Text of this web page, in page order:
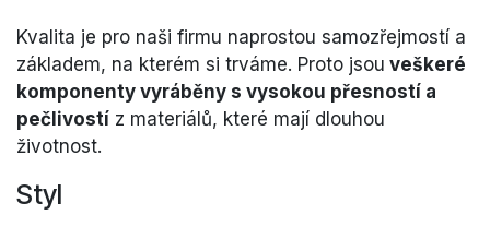
Kvalita je pro naši firmu naprostou samozřejmostí a
základem, na kterém si trváme. Proto jsou veškeré
komponenty vyráběny s vysokou přesností a
pečlivostí z materiálů, které mají dlouhou
životnost.
Styl